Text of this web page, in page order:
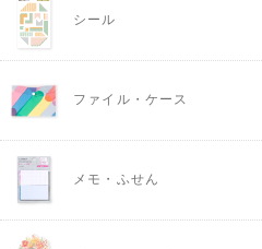
シール
ファイル・ケース
メモ・ふせん